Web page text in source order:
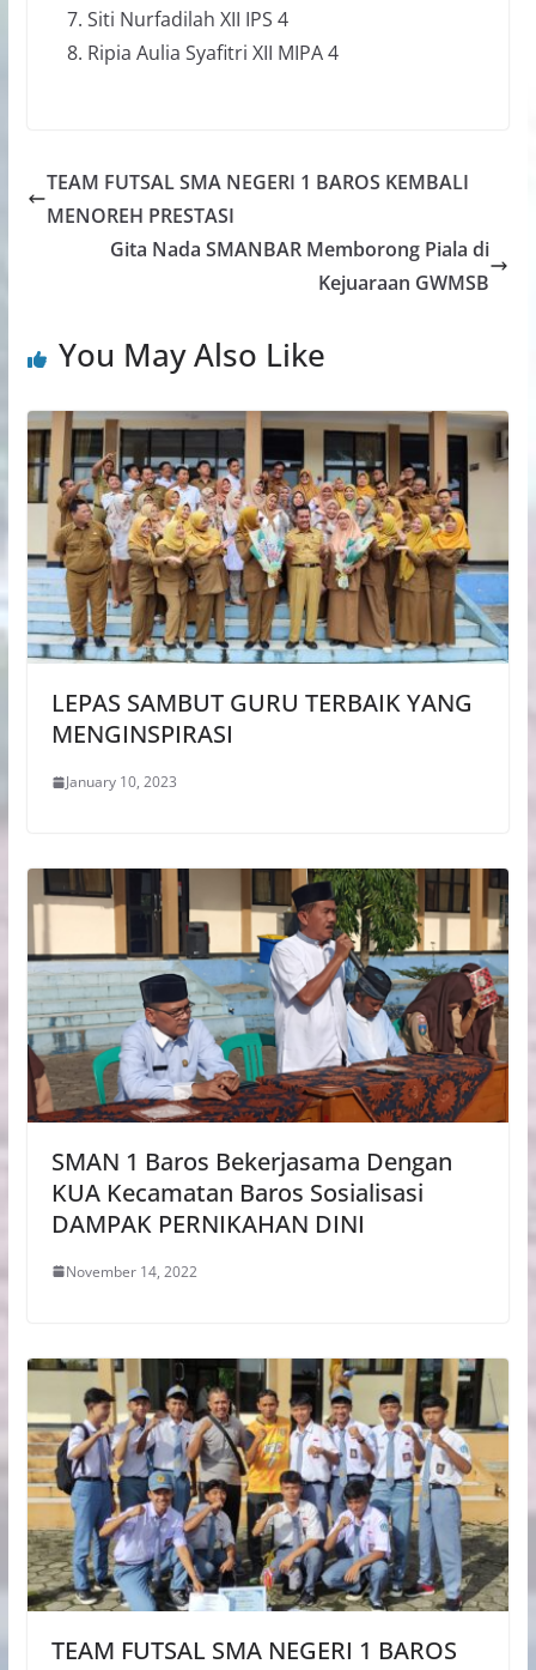
Siti Nurfadilah XII IPS 4
Ripia Aulia Syafitri XII MIPA 4
TEAM FUTSAL SMA NEGERI 1 BAROS KEMBALI
MENOREH PRESTASI
Gita Nada SMANBAR Memborong Piala di
Kejuaraan GWMSB
You May Also Like
LEPAS SAMBUT GURU TERBAIK YANG
MENGINSPIRASI
January 10, 2023
SMAN 1 Baros Bekerjasama Dengan
KUA Kecamatan Baros Sosialisasi
DAMPAK PERNIKAHAN DINI
November 14, 2022
TEAM FUTSAL SMA NEGERI 1 BAROS